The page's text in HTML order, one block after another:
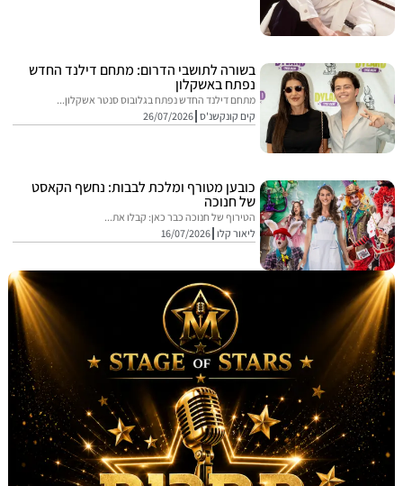
בשורה לתושבי הדרום: מתחם דילנד החדש
נפתח באשקלון
מתחם דילנד החדש נפתח בגלובוס סנטר אשקלון...
קים קונקשנ'ס 26/07/2026
כובען מטורף ומלכת לבבות: נחשף הקאסט
של חנוכה
הטירוף של חנוכה כבר כאן: קבלו את...
ליאור קלו 16/07/2026